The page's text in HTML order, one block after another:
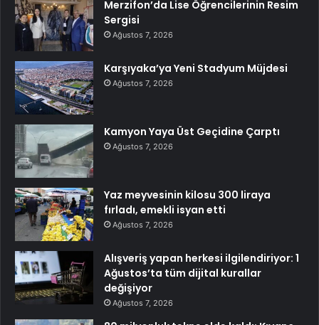
Merzifon’da Lise Öğrencilerinin Resim
Sergisi
Ağustos 7, 2026
Karşıyaka’ya Yeni Stadyum Müjdesi
Ağustos 7, 2026
Kamyon Yaya Üst Geçidine Çarptı
Ağustos 7, 2026
Yaz meyvesinin kilosu 300 liraya
fırladı, emekli isyan etti
Ağustos 7, 2026
Alışveriş yapan herkesi ilgilendiriyor: 1
Ağustos’ta tüm dijital kurallar
değişiyor
Ağustos 7, 2026